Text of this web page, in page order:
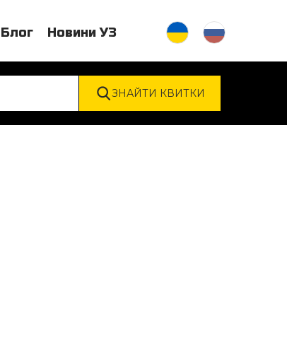
Блог Новини УЗ